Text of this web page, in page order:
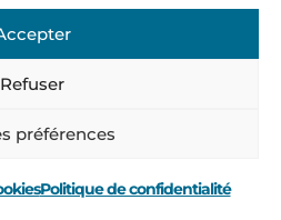
Refuser
préférences
Politique de confidentialité